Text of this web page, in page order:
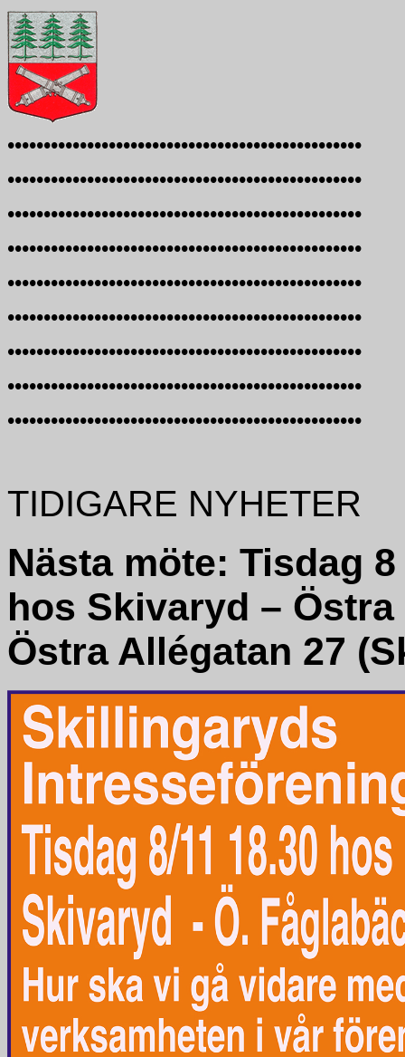
•••••••••••••••••••••••••••••••••••••••••••••••••
•••••••••••••••••••••••••••••••••••••••••••••••••
•••••••••••••••••••••••••••••••••••••••••••••••••
•••••••••••••••••••••••••••••••••••••••••••••••••
•••••••••••••••••••••••••••••••••••••••••••••••••
•••••••••••••••••••••••••••••••••••••••••••••••••
•••••••••••••••••••••••••••••••••••••••••••••••••
•••••••••••••••••••••••••••••••••••••••••••••••••
•••••••••••••••••••••••••••••••••••••••••••••••••
TIDIGARE NYHETER
Nästa möte: Tisdag
hos Skivaryd –
Östra Allégatan 27